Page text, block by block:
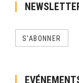
S'ABONNER